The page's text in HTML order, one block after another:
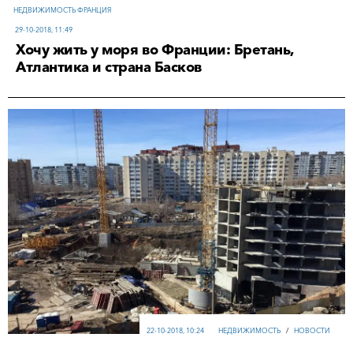
НЕДВИЖИМОСТЬ ФРАНЦИЯ
29-10-2018, 11:49
Хочу жить у моря во Франции: Бретань,
Атлантика и страна Басков
НЕДВИЖИМОСТЬ / НОВОСТИ
22-10-2018, 10:24